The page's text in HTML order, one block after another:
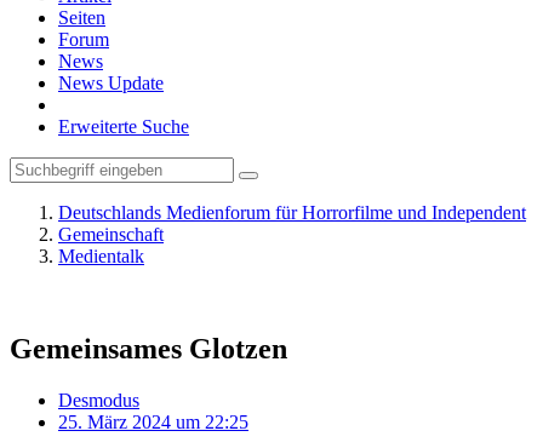
Seiten
Forum
News
News Update
Erweiterte Suche
Deutschlands Medienforum für Horrorfilme und Independent
Gemeinschaft
Medientalk
Gemeinsames Glotzen
Desmodus
25. März 2024 um 22:25